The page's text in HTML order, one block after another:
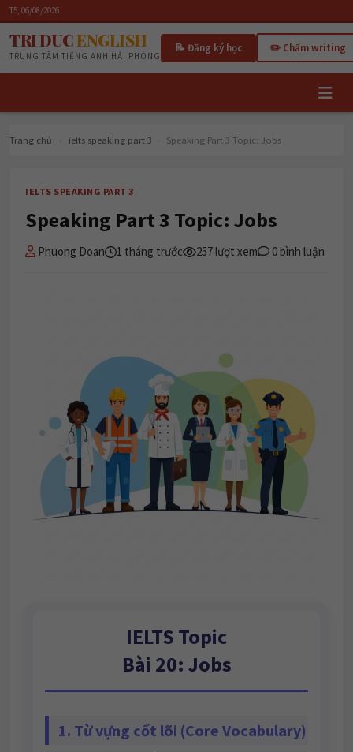
T5, 06/08/2026
TRI DUCENGLISH
TRUNG TÂM TIẾNG ANH HẢI PHÒNG
📝 Đăng ký học ✏️ Chấm writing
Trang chủ ielts speaking part 3 Speaking Part 3 Topic: Jobs
IELTS SPEAKING PART 3
Speaking Part 3 Topic: Jobs
Phuong Doan 1 tháng trước 257 lượt xem 0 bình luận
IELTS Topic
Bài 20: Jobs
1. Từ vựng cốt lõi (Core Vocabulary)